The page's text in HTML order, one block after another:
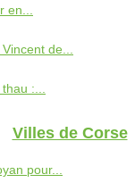
de...
:...
Villes de Corse
pour...